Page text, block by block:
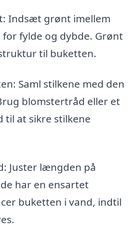
Indsæt grønt imellem
fylde og dybde. Grønt
til buketten.
Saml stilkene med den
blomstertråd eller et
til at sikre stilkene
Juster længden på
har en ensartet
buketten i vand, indtil